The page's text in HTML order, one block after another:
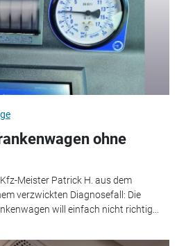
ohne
Meister Patrick H. aus dem
verzwickten Diagnosefall: Die
will einfach nicht richtig...